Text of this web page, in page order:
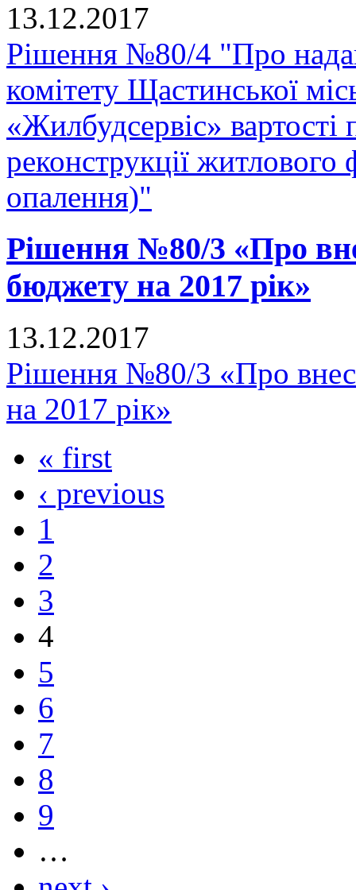
13.12.2017
Рішення №80/4 "Про
комітету Щастинської
«Жилбудсервіс» вартості
реконструкції
опалення)"
Рішення №80/3 «Про
бюджету на 2017 рік»
13.12.2017
Рішення №80/3 «Про
на 2017 рік»
« first
‹ previous
1
2
3
4
5
6
7
8
9
…